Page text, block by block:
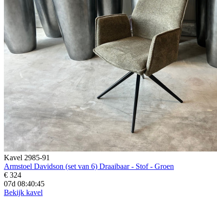
Kavel 2985-91
Armstoel Davidson (set van 6) Draaibaar - Stof - Groen
€ 324
07d 08:40:43
Bekijk kavel